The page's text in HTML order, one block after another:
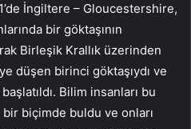
İngiltere – Gloucestershire,
bir göktaşının
Birleşik Krallık üzerinden
düşen birinci göktaşıydı ve
Bilim insanları bu
biçimde buldu ve onları